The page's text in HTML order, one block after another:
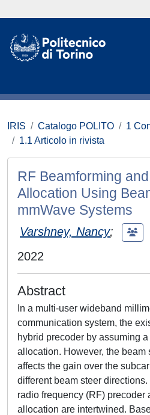
IRIS Catalogo POLITO
1
1.1 Articolo in rivista
RF Beamforming
Allocation Using
mmWave Systems
Varshney, Nancy;
2022
Abstract
In a multi-user wideband
communication system, the
hybrid precoder by assuming
allocation. However, the beam
affects the gain over the
different beam steer
radio frequency (RF) precoder
allocation are intertwined.